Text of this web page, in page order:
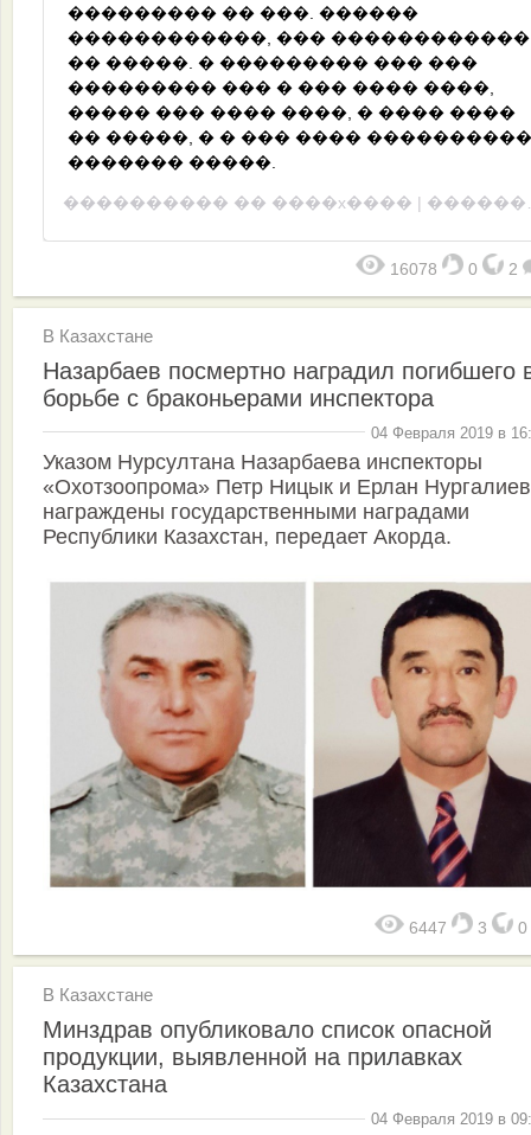
��������� �� ���. ������
������������, ��� ������������
�� �����. � ��������� ��� ���
��������� ��� � ��� ���� ����,
����� ��� ���� ����, � ���� ����
�� �����, � � ��� ���� ����������
������� �����.
���������� �� ����x���� | ������� ��� 24/7
16078 0 2
В Казахстане
Назарбаев посмертно наградил погибшего
борьбе с браконьерами инспектора
04 Февраля 2019 в
Указом Нурсултана Назарбаева инспекторы
«Охотзоопрома» Петр Ницык и Ерлан Нургалиев
награждены государственными наградами
Республики Казахстан, передает Акорда.
6447 3 0
В Казахстане
Минздрав опубликовало список опасной
продукции, выявленной на прилавках
Казахстана
04 Февраля 2019 в